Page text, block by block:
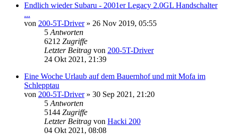
Endlich wieder Subaru - 2001er Legacy 2.0GL Handschalter
...
von 200-5T-Driver» 26 Nov 2019, 05:55
5 Antworten
6212 Zugriffe
Letzter Beitrag von 200-5T-Driver
24 Okt 2021, 21:39
Eine Woche Urlaub auf dem Bauernhof und mit Mofa im
Schlepptau
von 200-5T-Driver» 30 Sep 2021, 21:20
5 Antworten
5144 Zugriffe
Letzter Beitrag von Hacki 200
04 Okt 2021, 08:08